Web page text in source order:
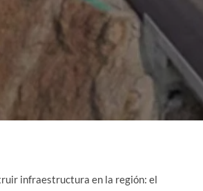
infraestructura en la región: el